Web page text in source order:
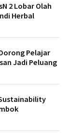
2 Lobar Olah
Herbal
Pelajar
Jadi Peluang